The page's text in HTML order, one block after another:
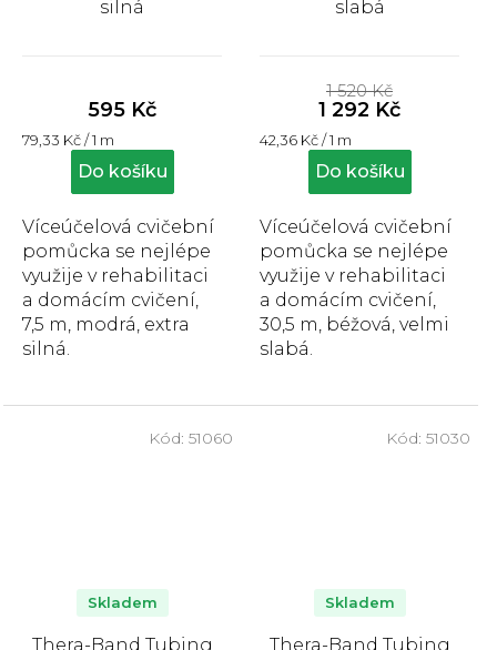
silná
produktu
4,2
595 Kč
Měrná
79,33 Kč / 1 m
Do košíku
Víceúčelová cvičební
pomůcka se nejlépe
využije v rehabilitaci
a domácím cvičení,
7,5 m, modrá, extra
silná.
slabá
produktu
5,0
1 520 Kč
1 292 Kč
Měrná
42,36 Kč / 1 m
Do košíku
Víceúčelová cvičební
pomůcka se nejlépe
využije v rehabilitaci
a domácím cvičení,
30,5 m, béžová, velmi
slabá.
Thera-Band Tubing
Skladem
Kód: 51060
Thera-Band Tubing
Skladem
Kód: 51030